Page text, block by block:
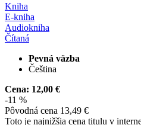
Kniha
E-kniha
Audiokniha
Čítaná
Pevná väzba
Čeština
Cena: 12,00 €
-11 %
Pôvodná cena 13,49 €
Toto je najnižšia cena titulu v